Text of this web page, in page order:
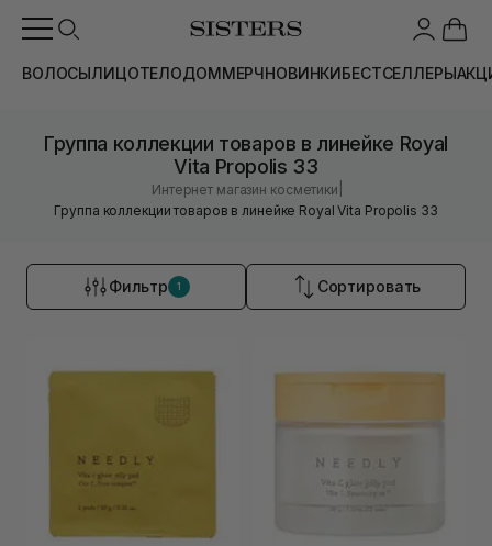
ВОЛОСЫЛИЦОТЕЛОДОММЕРЧНОВИНКИБЕСТСЕЛЛЕРЫ
Группа коллекции товаров в линейке Royal
Vita Propolis 33
Интернет магазин косметики
Группа коллекции товаров в линейке Royal Vita Propolis 33
Фильтр 1 Сортировать